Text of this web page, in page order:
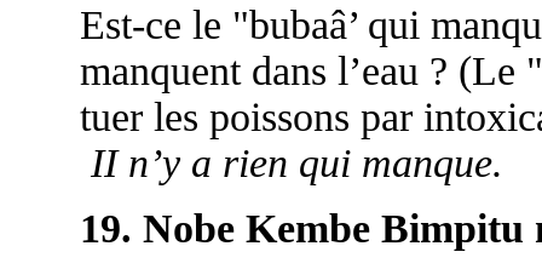
Est-ce le "bubaâ’ qui
manquent dans l’eau ? (Le
tuer les poissons par
II n’y a rien qui manque.
19. Nobe Kembe